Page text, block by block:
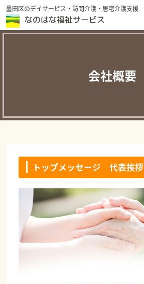
墨田区のデイサービス・訪問介護・居宅介護支援
会社概要
トップメッセージ 代表挨拶